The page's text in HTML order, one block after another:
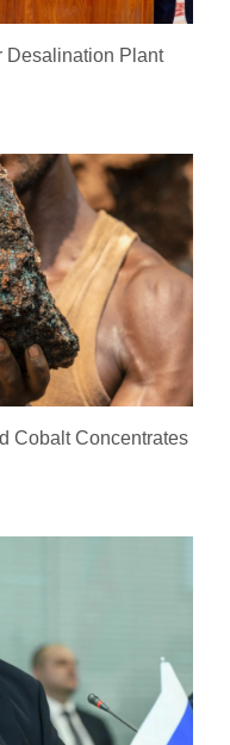
Desalination Plant
Cobalt Concentrates